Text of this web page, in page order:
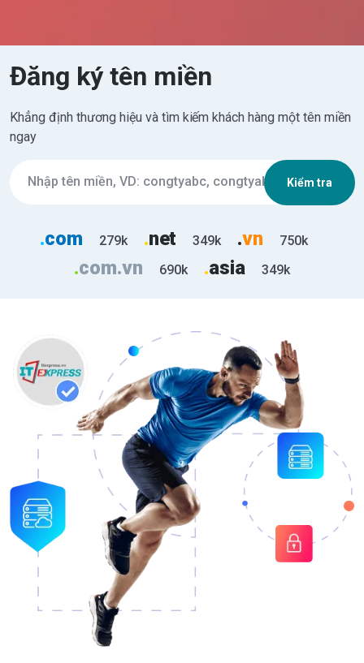
Đăng ký tên miền
Khẳng định thương hiệu và tìm kiếm khách hàng một tên miền
ngay
Kiểm tra
.com 279k .net 349k .vn 750k
.com.vn 690k .asia 349k